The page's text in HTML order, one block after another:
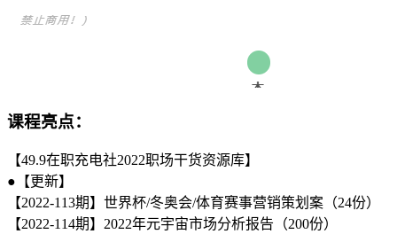
课程亮点：
【49.9在职充电社2022职场干货资源库】
●【更新】
【2022-113期】世界杯/冬奥会/体育赛事营销策划案（24份）
【2022-114期】2022年元宇宙市场分析报告（200份）